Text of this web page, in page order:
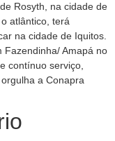
Rosyth, na cidade de
atlântico, terá
na cidade de Iquitos.
Fazendinha/ Amapá no
contínuo serviço,
a Conapra